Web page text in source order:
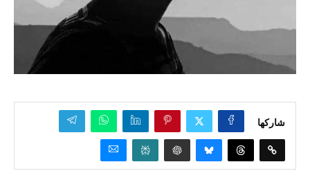
شاركها